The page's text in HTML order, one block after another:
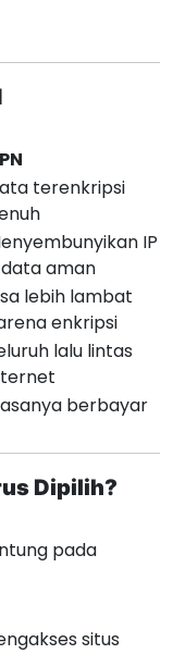
terenkripsi
IP
aman
lebih lambat
enkripsi
lalu lintas
berbayar
Dipilih?
pada
situs